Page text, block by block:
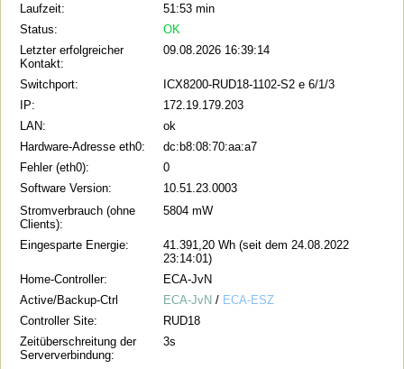
Laufzeit:
51:53 min
Status:
OK
Letzter erfolgreicher
Kontakt:
09.08.2026 16:39:14
Switchport:
ICX8200-RUD18-1102-S2 e 6/1/3
IP:
172.19.179.203
LAN:
ok
Hardware-Adresse eth0:
dc:b8:08:70:aa:a7
Fehler (eth0):
0
Software Version:
10.51.23.0003
Stromverbrauch (ohne
Clients):
5804 mW
Eingesparte Energie:
41.391,20 Wh (seit dem 24.08.2022
23:14:01)
Home-Controller:
ECA-JvN
Active/Backup-Ctrl
ECA-JvN / ECA-ESZ
Controller Site:
RUD18
Zeitüberschreitung der
Serververbindung:
3s